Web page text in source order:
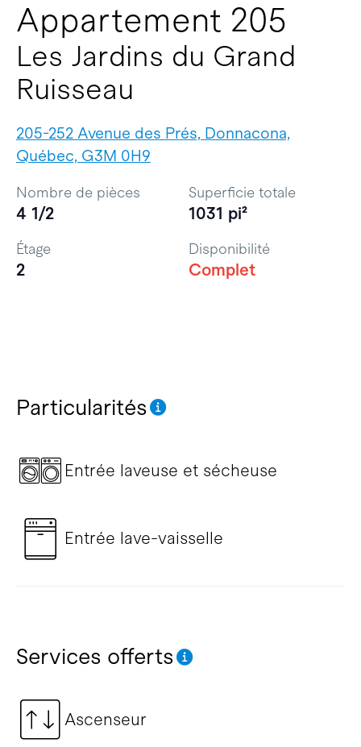
Appartement 205
Les Jardins du Grand
Ruisseau
205-252 Avenue des Prés, Donnacona,
Québec, G3M 0H9
Particularités
Entrée laveuse et sécheuse
Entrée lave-vaisselle
Services offerts
Ascenseur
Nombre de pièces
4 1/2
Superficie totale
1031 pi²
Étage
2
Disponibilité
Complet